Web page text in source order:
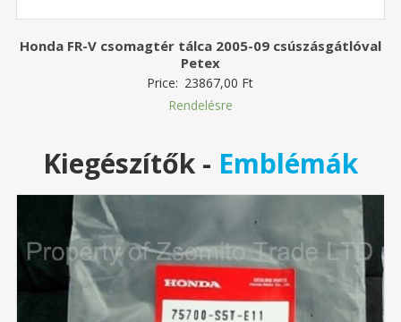
Honda FR-V csomagtér tálca 2005-09 csúszásgátlóval
Petex
Price: 23867,00 Ft
Rendelésre
Kiegészítők- Emblémák